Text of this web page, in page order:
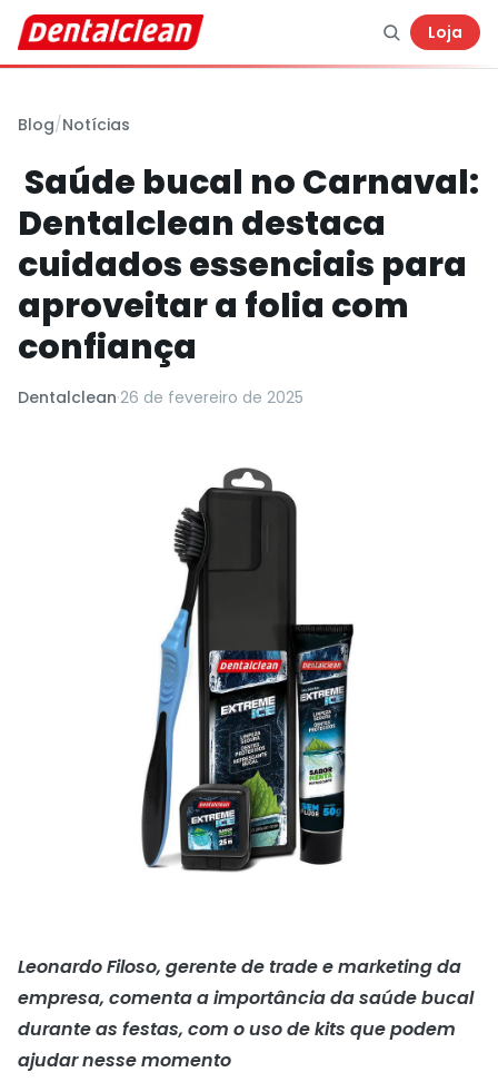
Loja
Blog/Notícias
Saúde bucal no Carnaval:
Dentalclean destaca
cuidados essenciais para
aproveitar a folia com
confiança
Dentalclean·26 de fevereiro de 2025
Leonardo Filoso, gerente de trade e marketing da
empresa, comenta a importância da saúde bucal
durante as festas, com o uso de kits que podem
ajudar nesse momento